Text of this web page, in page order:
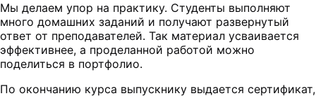
Мы делаем упор на практику. Студенты выполняют
много домашних заданий и получают развернутый
ответ от преподавателей. Так материал усваивается
эффективнее, а проделанной работой можно
поделиться в портфолио.
По окончанию курса выпускнику выдается сертификат,